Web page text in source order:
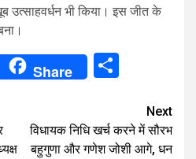
उत्साहवर्धन भी किया। इस जीत के
Share
Next
विधायक निधि खर्च करने में सौरभ
बहुगुणा और गणेश जोशी आगे, धन